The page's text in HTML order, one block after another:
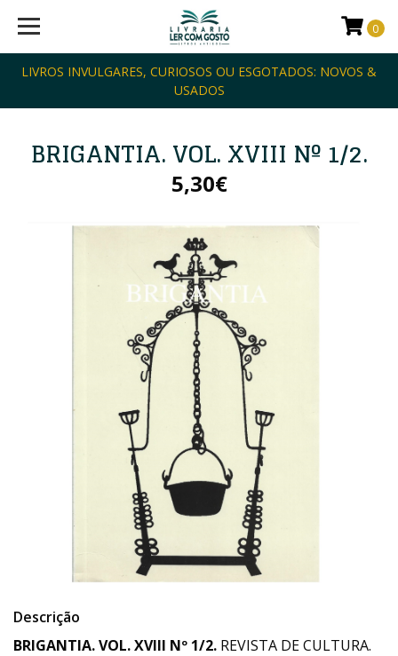
LIVROS INVULGARES, CURIOSOS OU ESGOTADOS: NOVOS &
USADOS
0
BRIGANTIA. VOL. XVIII Nº 1/2.
5,30€
Descrição
BRIGANTIA. VOL. XVIII Nº 1/2. REVISTA DE CULTURA.